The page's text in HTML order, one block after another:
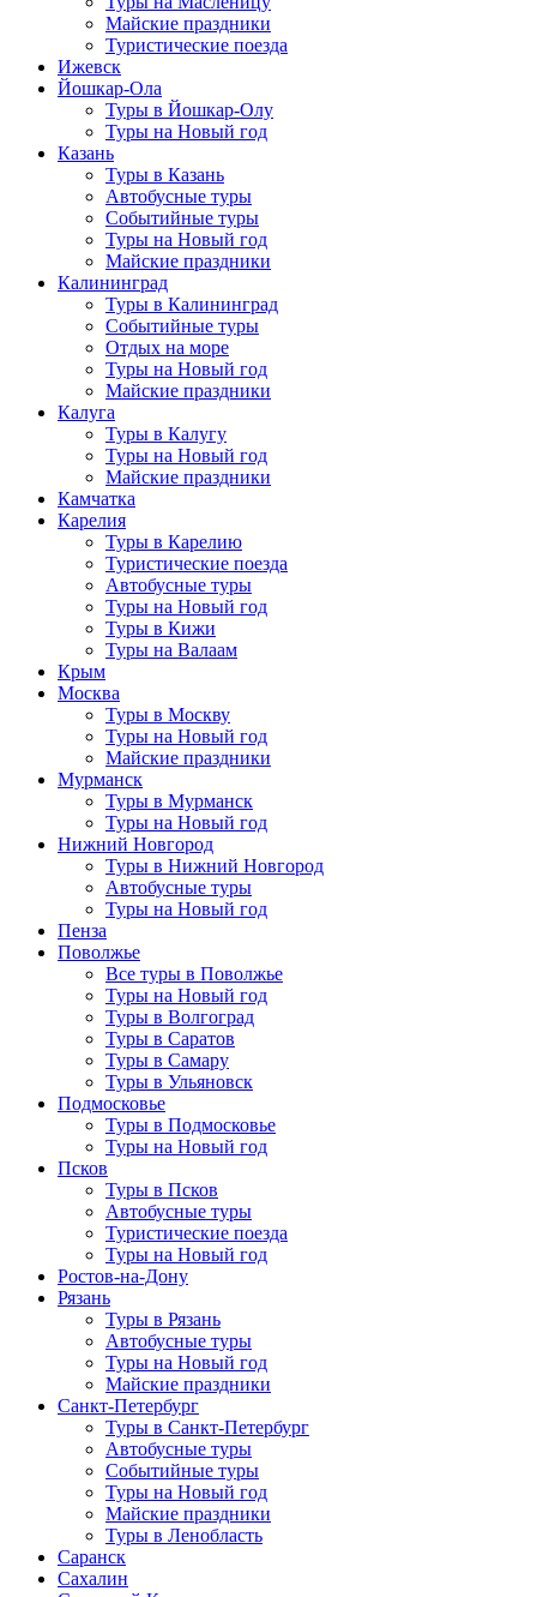
Майские праздники
Туристические поезда
Ижевск
Йошкар-Ола
Туры в Йошкар-Олу
Туры на Новый год
Казань
Туры в Казань
Автобусные туры
Событийные туры
Туры на Новый год
Майские праздники
Калининград
Туры в Калининград
Событийные туры
Отдых на море
Туры на Новый год
Майские праздники
Калуга
Туры в Калугу
Туры на Новый год
Майские праздники
Камчатка
Карелия
Туры в Карелию
Туристические поезда
Автобусные туры
Туры на Новый год
Туры в Кижи
Туры на Валаам
Крым
Москва
Туры в Москву
Туры на Новый год
Майские праздники
Мурманск
Туры в Мурманск
Туры на Новый год
Нижний Новгород
Туры в Нижний Новгород
Автобусные туры
Туры на Новый год
Пенза
Поволжье
Все туры в Поволжье
Туры на Новый год
Туры в Волгоград
Туры в Саратов
Туры в Самару
Туры в Ульяновск
Подмосковье
Туры в Подмосковье
Туры на Новый год
Псков
Туры в Псков
Автобусные туры
Туристические поезда
Туры на Новый год
Ростов-на-Дону
Рязань
Туры в Рязань
Автобусные туры
Туры на Новый год
Майские праздники
Санкт-Петербург
Туры в Санкт-Петербург
Автобусные туры
Событийные туры
Туры на Новый год
Майские праздники
Туры в Ленобласть
Саранск
Сахалин